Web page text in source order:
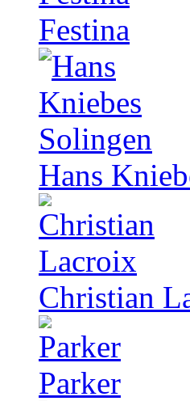
Festina
Hans
Christian
Parker